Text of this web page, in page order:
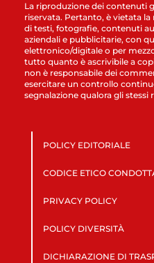
La riproduzione dei contenuti
riservata. Pertanto, è vietata la
di testi, fotografie, contenuti
aziendali e pubblicitarie, con
elettronico/digitale o per
tutto quanto è ascrivibile a
non è responsabile dei
esercitare un controllo
segnalazione qualora gli
POLICY EDITORIALE
CODICE ETICO
PRIVACY POLICY
POLICY DIVERSITÀ
DICHIARAZIONE DI